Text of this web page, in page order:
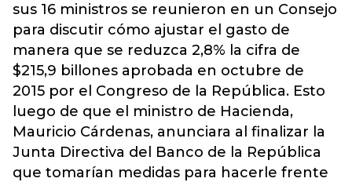
sus 16 ministros se reunieron en un Consejo
para discutir cómo ajustar el gasto de
manera que se reduzca 2,8% la cifra de
$215,9 billones aprobada en octubre de
2015 por el Congreso de la República. Esto
luego de que el ministro de Hacienda,
Mauricio Cárdenas, anunciara al finalizar la
Junta Directiva del Banco de la República
que tomarían medidas para hacerle frente